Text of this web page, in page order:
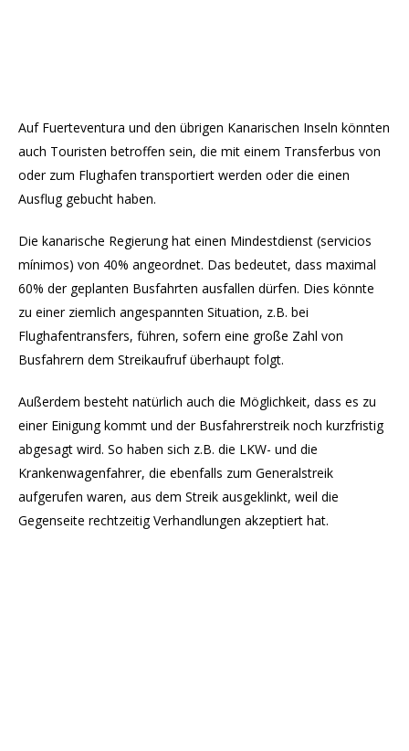
Auf Fuerteventura und den übrigen Kanarischen Inseln könnten
auch Touristen betroffen sein, die mit einem Transferbus von
oder zum Flughafen transportiert werden oder die einen
Ausflug gebucht haben.
Die kanarische Regierung hat einen Mindestdienst (servicios
mínimos) von 40% angeordnet. Das bedeutet, dass maximal
60% der geplanten Busfahrten ausfallen dürfen. Dies könnte
zu einer ziemlich angespannten Situation, z.B. bei
Flughafentransfers, führen, sofern eine große Zahl von
Busfahrern dem Streikaufruf überhaupt folgt.
Außerdem besteht natürlich auch die Möglichkeit, dass es zu
einer Einigung kommt und der Busfahrerstreik noch kurzfristig
abgesagt wird. So haben sich z.B. die LKW- und die
Krankenwagenfahrer, die ebenfalls zum Generalstreik
aufgerufen waren, aus dem Streik ausgeklinkt, weil die
Gegenseite rechtzeitig Verhandlungen akzeptiert hat.